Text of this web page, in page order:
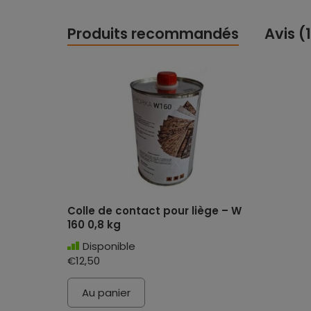
Produits recommandés Avis
Colle de contact pour liège – W
160 0,8 kg
Disponible
€12,50
Au panier